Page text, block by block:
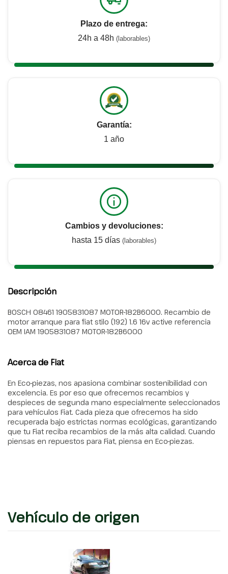
Plazo de entrega:
24h a 48h (laborables)
Garantía:
1 año
Cambios y devoluciones:
hasta 15 días (laborables)
Descripción
BOSCH 08461 1905831087 MOTOR-182B6000. Recambio de
motor arranque para fiat stilo (192) 1.6 16v active referencia
OEM IAM 1905831087 MOTOR-182B6000
Acerca de Fiat
En Eco-piezas, nos apasiona combinar sostenibilidad con
excelencia. Es por eso que ofrecemos recambios y
despieces de segunda mano especialmente seleccionados
para vehículos Fiat. Cada pieza que ofrecemos ha sido
recuperada bajo estrictas normas ecológicas, garantizando
que tu Fiat reciba recambios de la más alta calidad. Cuando
piensas en repuestos para Fiat, piensa en Eco-piezas.
Vehículo de origen